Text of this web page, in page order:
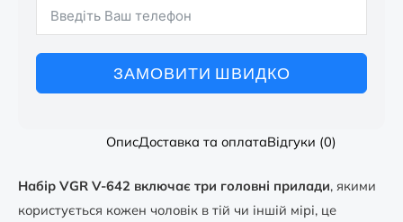
ЗАМОВИТИ ШВИДКО
ОписДоставка та оплатаВідгуки (0)
Набір VGR V-642 включає три головні прилади, якими
користується кожен чоловік в тій чи іншій мірі, це